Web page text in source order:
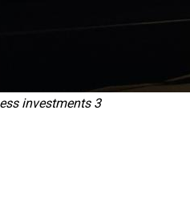
investments 3